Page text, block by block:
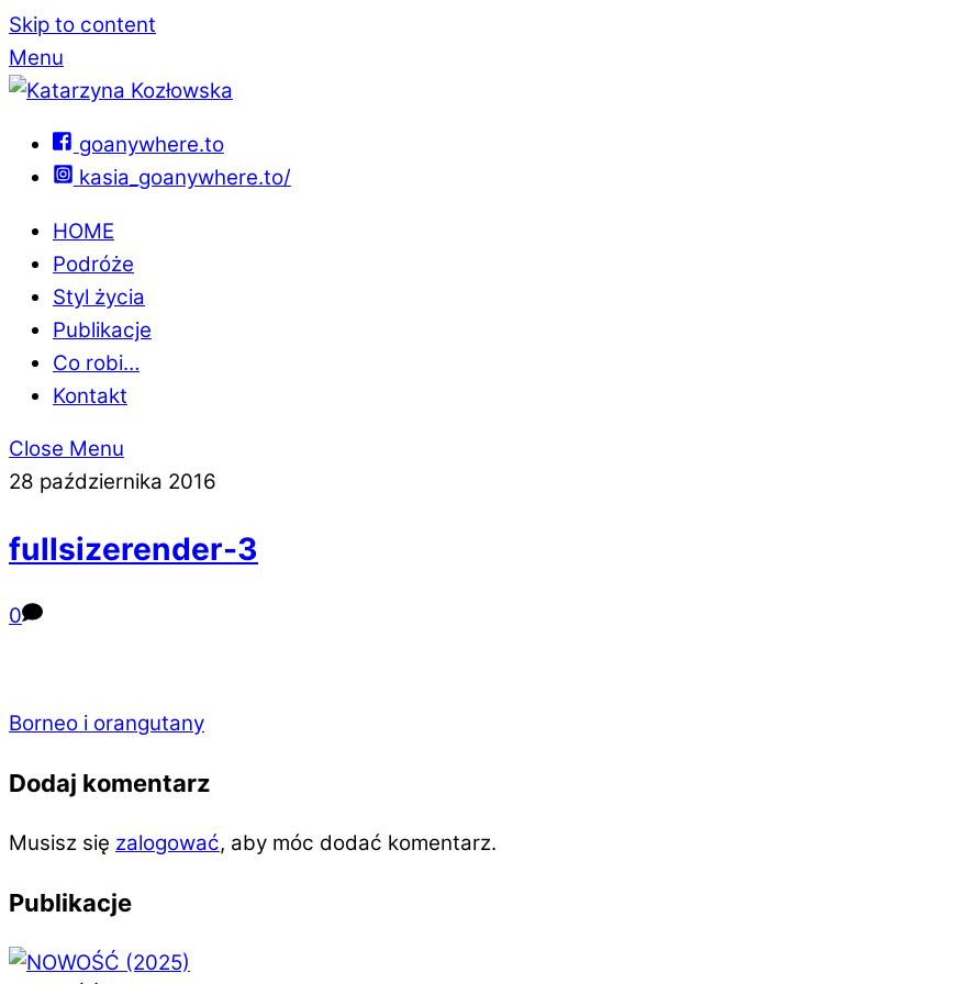
Skip to content
Menu
goanywhere.to
kasia_goanywhere.to/
HOME
Podróże
Styl życia
Publikacje
Co robi…
Kontakt
Close Menu
28 października 2016
fullsizerender-3
0
Borneo i orangutany
Dodaj komentarz
Musisz się zalogować, aby móc dodać komentarz.
Publikacje